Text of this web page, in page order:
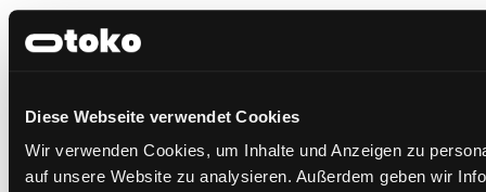
Diese Webseite verwendet Cookies
Wir verwenden Cookies, um Inhalte und Anzeigen zu
auf unsere Website zu analysieren. Außerdem geben wir